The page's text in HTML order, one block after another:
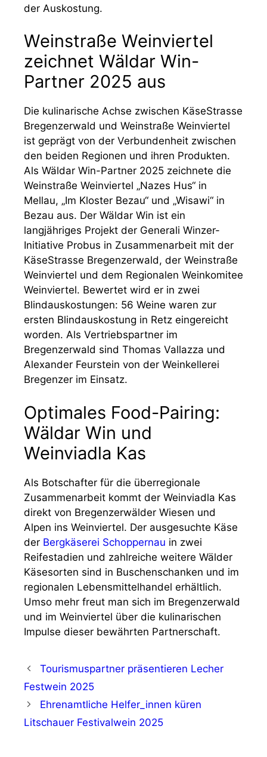
der Auskostung.
Weinstraße Weinviertel
zeichnet Wäldar Win-
Partner 2025 aus
Die kulinarische Achse zwischen KäseStrasse
Bregenzerwald und Weinstraße Weinviertel
ist geprägt von der Verbundenheit zwischen
den beiden Regionen und ihren Produkten.
Als Wäldar Win-Partner 2025 zeichnete die
Weinstraße Weinviertel „Nazes Hus“ in
Mellau, „Im Kloster Bezau“ und „Wisawi“ in
Bezau aus. Der Wäldar Win ist ein
langjähriges Projekt der Generali Winzer-
Initiative Probus in Zusammenarbeit mit der
KäseStrasse Bregenzerwald, der Weinstraße
Weinviertel und dem Regionalen Weinkomitee
Weinviertel. Bewertet wird er in zwei
Blindauskostungen: 56 Weine waren zur
ersten Blindauskostung in Retz eingereicht
worden. Als Vertriebspartner im
Bregenzerwald sind Thomas Vallazza und
Alexander Feurstein von der Weinkellerei
Bregenzer im Einsatz.
Optimales Food-Pairing:
Wäldar Win und
Weinviadla Kas
Als Botschafter für die überregionale
Zusammenarbeit kommt der Weinviadla Kas
direkt von Bregenzerwälder Wiesen und
Alpen ins Weinviertel. Der ausgesuchte Käse
der Bergkäserei Schoppernau in zwei
Reifestadien und zahlreiche weitere Wälder
Käsesorten sind in Buschenschanken und im
regionalen Lebensmittelhandel erhältlich.
Umso mehr freut man sich im Bregenzerwald
und im Weinviertel über die kulinarischen
Impulse dieser bewährten Partnerschaft.
Tourismuspartner präsentieren Lecher
Festwein 2025
Ehrenamtliche Helfer_innen küren
Litschauer Festivalwein 2025